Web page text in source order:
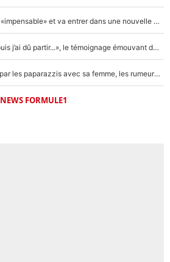
F1 - Alpine signe un accord «impensable» et va entrer dans une nouvelle dimension : Grande nouvelle pour Pierre Gasly !
F1 : « Je lui ai fait un câlin, puis j’ai dû partir...», le témoignage émouvant de Max Verstappen sur sa fille
F1 : Charles Leclerc surpris par les paparazzis avec sa femme, les rumeurs étaient vraies !
NEWS FORMULE1